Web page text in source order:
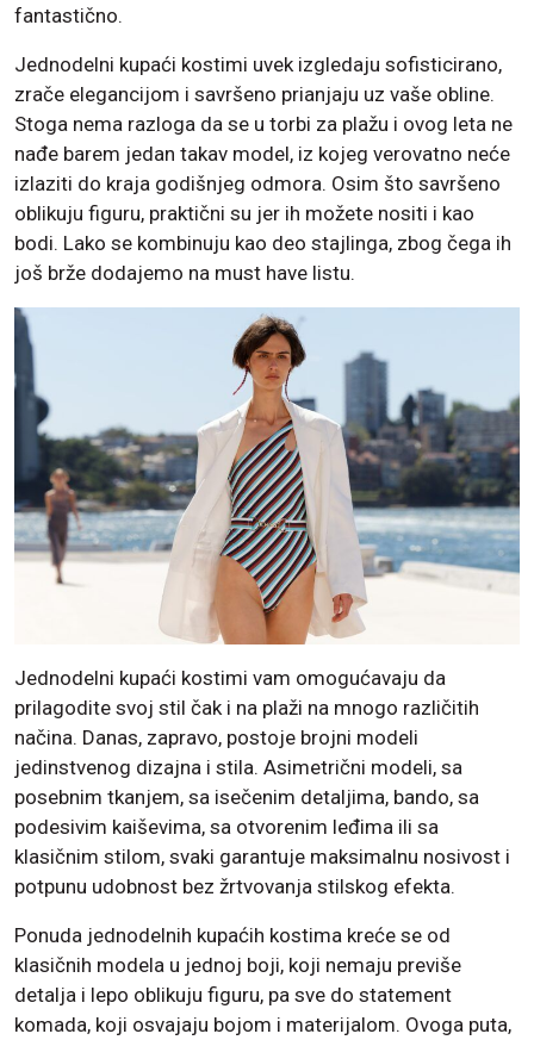
fantastično.
Jednodelni kupaći kostimi uvek izgledaju sofisticirano,
zrače elegancijom i savršeno prianjaju uz vaše obline.
Stoga nema razloga da se u torbi za plažu i ovog leta ne
nađe barem jedan takav model, iz kojeg verovatno neće
izlaziti do kraja godišnjeg odmora. Osim što savršeno
oblikuju figuru, praktični su jer ih možete nositi i kao
bodi. Lako se kombinuju kao deo stajlinga, zbog čega ih
još brže dodajemo na must have listu.
Jednodelni kupaći kostimi vam omogućavaju da
prilagodite svoj stil čak i na plaži na mnogo različitih
načina. Danas, zapravo, postoje brojni modeli
jedinstvenog dizajna i stila. Asimetrični modeli, sa
posebnim tkanjem, sa isečenim detaljima, bando, sa
podesivim kaiševima, sa otvorenim leđima ili sa
klasičnim stilom, svaki garantuje maksimalnu nosivost i
potpunu udobnost bez žrtvovanja stilskog efekta.
Ponuda jednodelnih kupaćih kostima kreće se od
klasičnih modela u jednoj boji, koji nemaju previše
detalja i lepo oblikuju figuru, pa sve do statement
komada, koji osvajaju bojom i materijalom. Ovoga puta,